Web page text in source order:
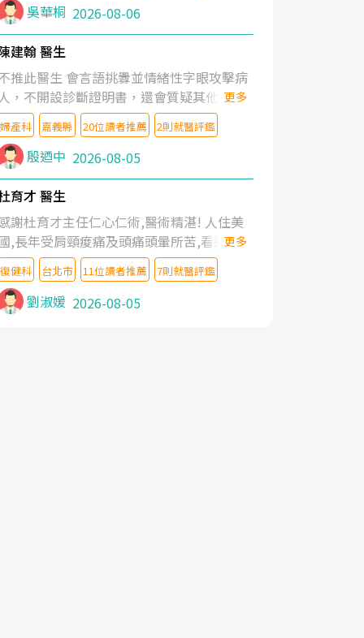
吳華桐 2026-08-06
建翰 醫生
推此醫生 會言語挑釁並情緒性字眼攻擊病
，不開設診斷證明書，還會質疑其他醫生
判斷！
更多
婦產科 嘉義縣 20位讀者推薦 2則就醫評鑑
殷迺中 2026-08-05
育才 醫生
謝杜育才主任仁心仁術,醫術精湛! 人住美
,長年受肩頸痠痛及頭痛頭暈所苦,看遍名醫
授,做了各種檢查,也嘗試過西醫打針,中醫
灸及物理徒手治療都沒有用,後來連吃到嗎
類止痛藥都效果有限,只是壓症狀,沒多久就
起來,多年失眠嚴重影響生活品質. 台灣親
更多
復健科 台北市 11位讀者推薦 7則就醫評鑑
劉淑媛 2026-08-05